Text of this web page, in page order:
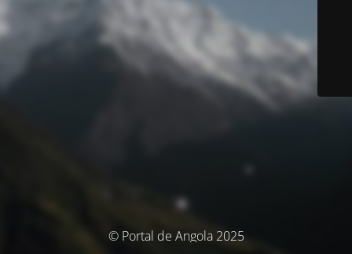
© Portal de Angola 2025